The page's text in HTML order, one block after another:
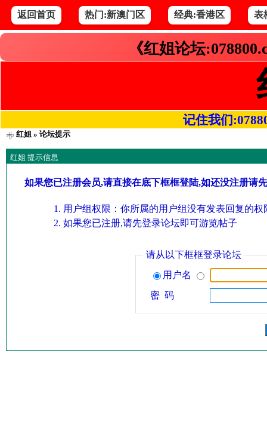
返回首页 热门:新澳门区 经典:香港区 表
《红姐论坛
记住我们
红姐» 论坛提示
红姐 提示信息
如果您已注册会员,请直接在底下框框登陆,如还没注册请
用户组权限：你所属的用户组没有发表回复的权
如果您已注册,请先登录论坛即可游览帖子
请从以下框框登录论坛
用户名
密 码